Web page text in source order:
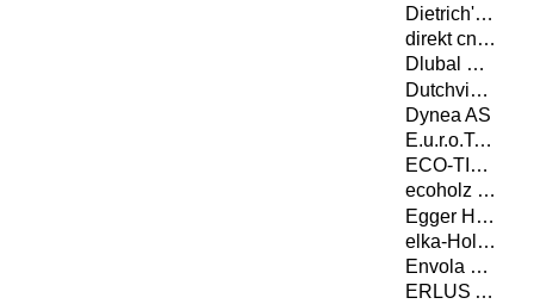
Dietrich's Datenverarbeitungsgesellschaft für Handel und Produktion AG
direkt cnc-systeme gmbh
Dlubal Software GmbH
Dutchview information technology GmbH
Dynea AS
E.u.r.o.Tec GmbH
ECO-TIMBER GmbH & Co. KG
ecoholz GmbH
Egger Holzwerkstoffe Wismar GmbH & Co. KG
elka-Holzwerke GmbH
Envola GmbH
ERLUS AG